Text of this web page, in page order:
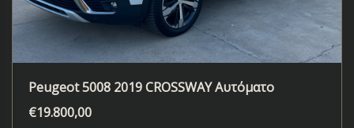
Peugeot 5008 2019 CROSSWAY Αυτόματο
€19.800,00